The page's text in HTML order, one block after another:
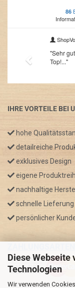
Diese Webseite
Technologien
Wir verwenden
IHRE VORTEILE BEI
hohe
detailreiche
exklusives Design
eigene
nachhaltige
schnelle Lieferung
persönlicher